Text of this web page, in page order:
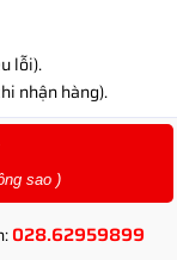
lỗi).
nhận hàng).
sao )
028.62959899